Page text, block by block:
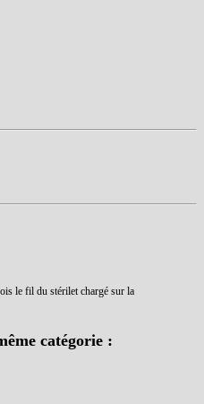
le fil du stérilet chargé sur la
catégorie :